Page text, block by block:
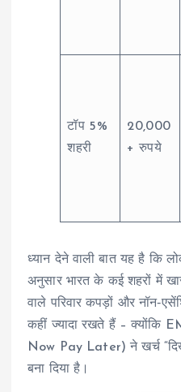
टॉप 5%
शहरी
20,000
+ रुपये
ध्यान देने वाली बात यह है कि
अनुसार भारत के कई शहरों में
वाले परिवार कपड़ों और
कहीं ज्यादा रखते हैं – क्योंकि
Now Pay Later) ने खर्च
बना दिया है।